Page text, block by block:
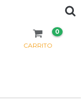
CARRITO
0